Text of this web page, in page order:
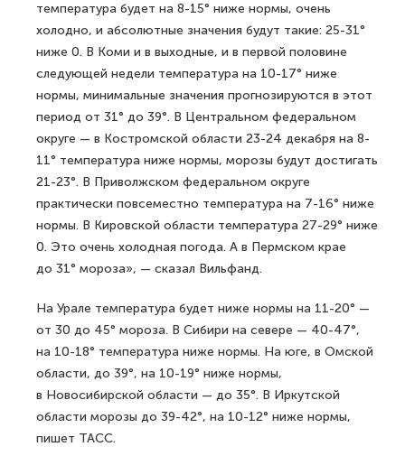
температура будет на 8-15° ниже нормы, очень
холодно, и абсолютные значения будут такие: 25-31°
ниже 0. В Коми и в выходные, и в первой половине
следующей недели температура на 10-17° ниже
нормы, минимальные значения прогнозируются в этот
период от 31° до 39°. В Центральном федеральном
округе — в Костромской области 23-24 декабря на 8-
11° температура ниже нормы, морозы будут достигать
21-23°. В Приволжском федеральном округе
практически повсеместно температура на 7-16° ниже
нормы. В Кировской области температура 27-29° ниже
0. Это очень холодная погода. А в Пермском крае
до 31° мороза», — сказал Вильфанд.
На Урале температура будет ниже нормы на 11-20° —
от 30 до 45° мороза. В Сибири на севере — 40-47°,
на 10-18° температура ниже нормы. На юге, в Омской
области, до 39°, на 10-19° ниже нормы,
в Новосибирской области — до 35°. В Иркутской
области морозы до 39-42°, на 10-12° ниже нормы,
пишет ТАСС.